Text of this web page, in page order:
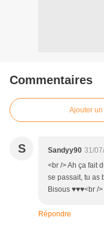
Commentaires
Ajouter
S Sandyy90 31/
<br /> Ah ça fait
se passait, tu as
Bisous ♥♥♥<br /
Répondre